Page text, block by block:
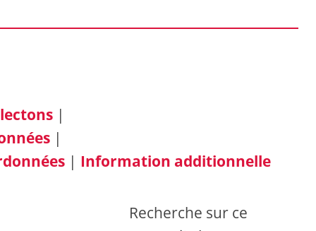
|
|
| Information additionnelle
Recherche sur ce